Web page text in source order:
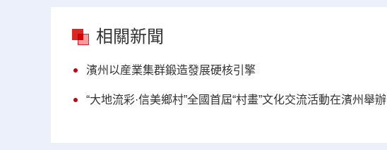
相關新聞
濱州以産業集群鍛造發展硬核引擎
“大地流彩·信美鄉村”全國首屆“村畫”文化交流活動在濱州舉辦